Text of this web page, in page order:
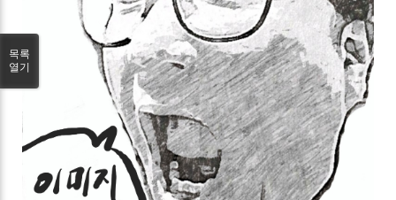
목록
열기